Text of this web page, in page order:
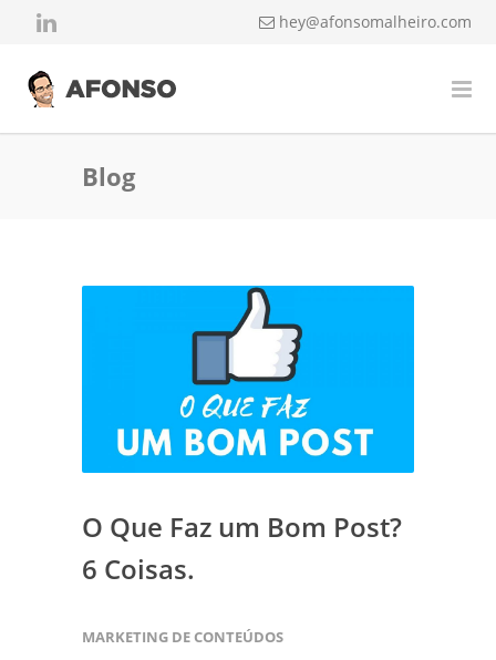
hey@afonsomalheiro.com
Blog
O Que Faz um Bom Post?
6 Coisas.
MARKETING DE CONTEÚDOS